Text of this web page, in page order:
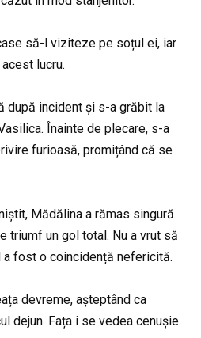
să-l viziteze pe soțul ei, iar
lucru.
după incident și s-a grăbit la
Înainte de plecare, s-a
furioasă, promițând că se
Mădălina a rămas singură
triumf un gol total. Nu a vrut să
a fost o coincidență nefericită.
devreme, așteptând ca
dejun. Fața i se vedea cenușie.